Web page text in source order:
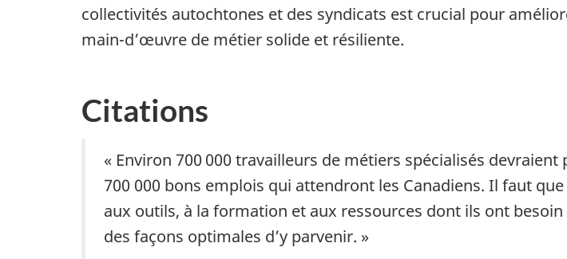
collectivités autochtones et des syndicats est crucial pour
main-d’œuvre de métier solide et résiliente.
Citations
« Environ 700 000 travailleurs de métiers spécialisés devraient
700 000 bons emplois qui attendront les Canadiens. Il faut
aux outils, à la formation et aux ressources dont ils ont
des façons optimales d’y parvenir. »